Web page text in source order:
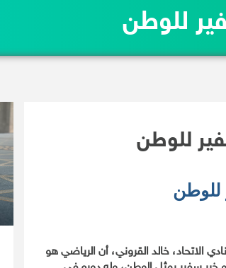
للوطن
للوطن
للوطن
الاتحاد، خالد القروني، أن الرياضي هو